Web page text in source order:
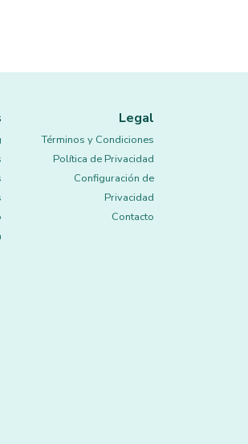
Legal
Términos y Condiciones
Política de Privacidad
Configuración de
Privacidad
Contacto